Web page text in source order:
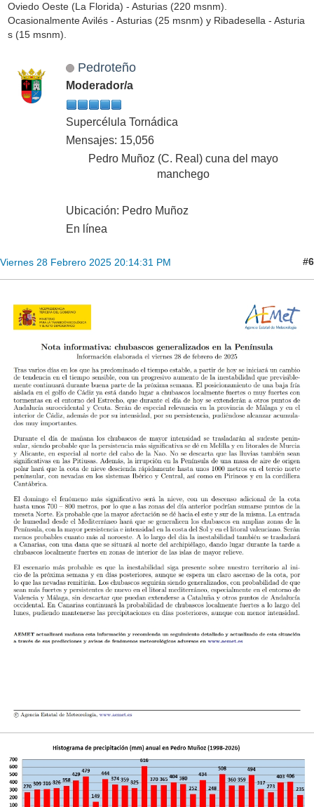
Oviedo Oeste (La Florida) - Asturias (220 msnm).
Ocasionalmente Avilés - Asturias (25 msnm) y Ribadesella - Asturia
s (15 msnm).
Pedroteño
Moderador/a
Supercélula Tornádica
Mensajes: 15,056
Pedro Muñoz (C. Real) cuna del mayo
manchego
Ubicación: Pedro Muñoz
En línea
Viernes 28 Febrero 2025 20:14:31 PM #6